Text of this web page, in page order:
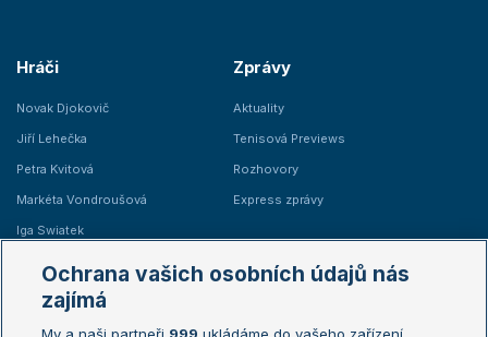
Hráči
Novak Djokovič
Jiří Lehečka
Petra Kvitová
Markéta Vondroušová
Iga Swiatek
Zprávy
Aktuality
Tenisová Previews
Rozhovory
Express zprávy
Žebříčky
Ochrana vašich osobních údajů nás
zajímá